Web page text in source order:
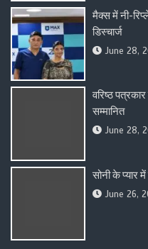
मैक्स में नी-
डिस्चार्ज
June 28,
वरिष्ठ
सम्मानित
June 28,
सोनी के प्यार में
June 26,